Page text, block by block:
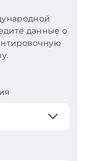
данные о